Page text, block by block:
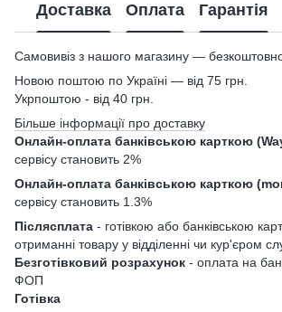
Доставка Оплата Гарантія
Самовивіз з нашого магазину —
Новою поштою по Україні — від 75 грн.
Укрпоштою - від 40 грн.
Більше інформації про доставку
Онлайн-оплата банківською карткою
сервісу становить 2%
Онлайн-оплата банківською карткою
сервісу становить 1.3%
Післясплата - готівкою або банківською
отриманні товару у відділенні чи кур'єром
Безготівковий розрахунок - оплата на
ФОП
Готівка